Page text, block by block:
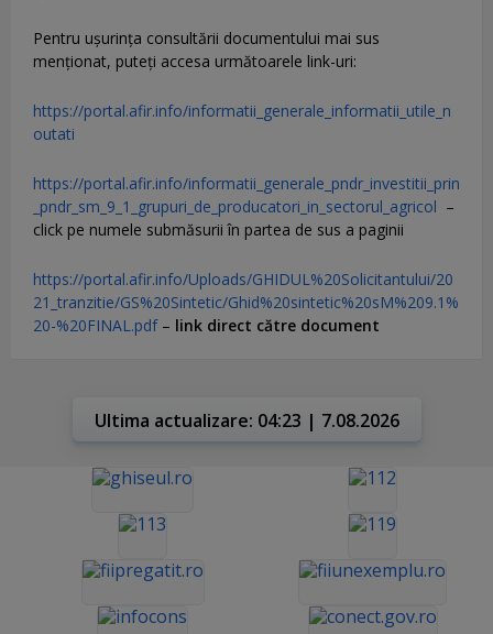
Pentru uşurinţa consultării documentului mai sus
menţionat, puteţi accesa următoarele link-uri:
https://portal.afir.info/informatii_generale_informatii_utile_n
outati
https://portal.afir.info/informatii_generale_pndr_investitii_prin
_pndr_sm_9_1_grupuri_de_producatori_in_sectorul_agricol –
click pe numele submăsurii în partea de sus a paginii
https://portal.afir.info/Uploads/GHIDUL%20Solicitantului/20
21_tranzitie/GS%20Sintetic/Ghid%20sintetic%20sM%209.1%
20-%20FINAL.pdf– link direct către document
Ultima actualizare: 04:23 | 7.08.2026